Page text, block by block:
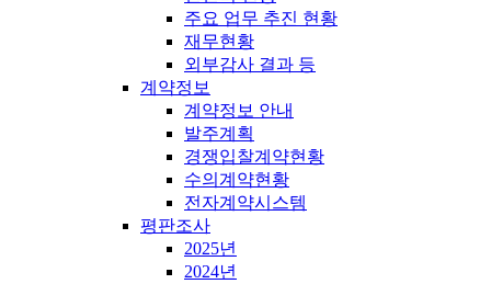
주요 업무 추진 현황
재무현황
외부감사 결과 등
계약정보
계약정보 안내
발주계획
경쟁입찰계약현황
수의계약현황
전자계약시스템
평판조사
2025년
2024년